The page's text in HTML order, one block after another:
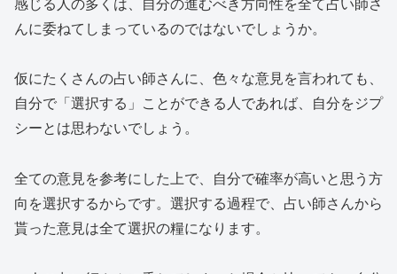
んに委ねてしまっているのではないでしょうか。
仮にたくさんの占い師さんに、色々な意見を言われても、
自分で「選択する」ことができる人であれば、自分をジプ
シーとは思わないでしょう。
全ての意見を参考にした上で、自分で確率が高いと思う方
向を選択するからです。選択する過程で、占い師さんから
貰った意見は全て選択の糧になります。